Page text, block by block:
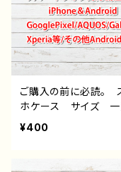
ご購入の前に必読。
ホケース サイズ
選び方 iPhoneケー
eria GooglePixel
¥400